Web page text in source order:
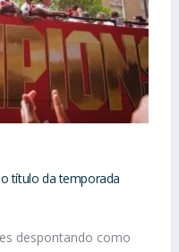
título da temporada
despontando como